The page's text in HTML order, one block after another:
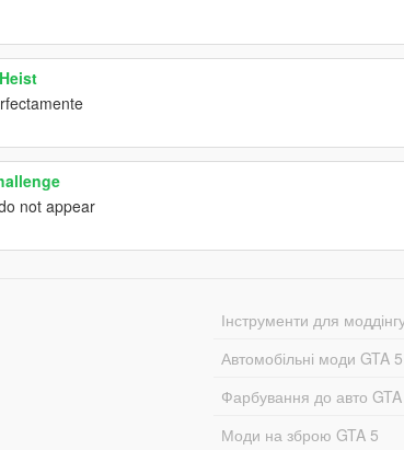
not appear
Інструменти для
Автомобільні моди GTA 5
Фарбування до авто
Моди на зброю GTA 5